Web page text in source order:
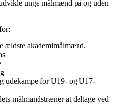
unge målmænd på og uden
ældste akademimålmænd.
udekampe for U19- og U17-
målmandstræner at deltage ved